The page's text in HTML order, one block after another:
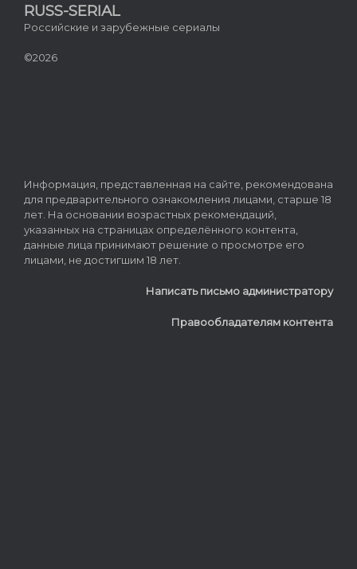
RUSS-SERIAL
Российские и зарубежные сериалы
©2026
Информация, представленная на сайте, рекомендована
для предварительного ознакомления лицами, старше 18
лет. На основании возрастных рекомендаций,
указанных на страницах определённого контента,
данные лица принимают решение о просмотре его
лицами, не достигшим 18 лет.
Написать письмо администратору
Правообладателям контента